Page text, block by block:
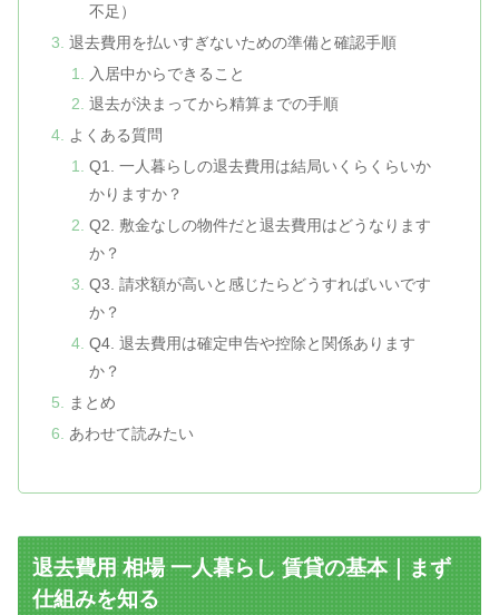
不足）
退去費用を払いすぎないための準備と確認手順
入居中からできること
退去が決まってから精算までの手順
よくある質問
Q1. 一人暮らしの退去費用は結局いくらくらいか
かりますか？
Q2. 敷金なしの物件だと退去費用はどうなります
か？
Q3. 請求額が高いと感じたらどうすればいいです
か？
Q4. 退去費用は確定申告や控除と関係あります
か？
まとめ
あわせて読みたい
退去費用 相場 一人暮らし 賃貸の基本｜まず
仕組みを知る